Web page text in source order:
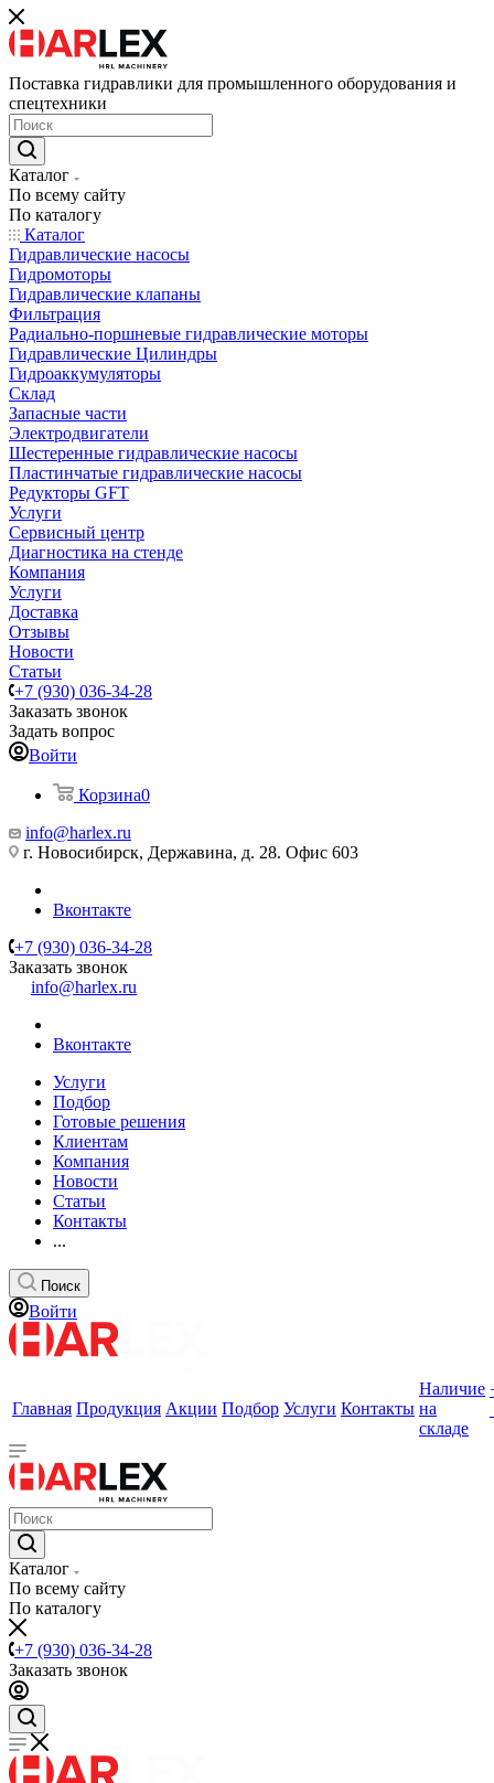
Поставка гидравлики для промышленного оборудования и
спецтехники
Каталог
По всему сайту
По каталогу
Каталог
Гидравлические насосы
Гидромоторы
Гидравлические клапаны
Фильтрация
Радиально-поршневые гидравлические моторы
Гидравлические Цилиндры
Гидроаккумуляторы
Склад
Запасные части
Электродвигатели
Шестеренные гидравлические насосы
Пластинчатые гидравлические насосы
Редукторы GFT
Услуги
Сервисный центр
Диагностика на стенде
Компания
Услуги
Доставка
Отзывы
Новости
Статьи
+7 (930) 036-34-28
Заказать звонок
Задать вопрос
Войти
Корзина0
info@harlex.ru
г. Новосибирск, Державина, д. 28. Офис 603
Вконтакте
+7 (930) 036-34-28
Заказать звонок
info@harlex.ru
Вконтакте
Услуги
Подбор
Готовые решения
Клиентам
Компания
Новости
Статьи
Контакты
...
Поиск
Войти
Главная Продукция Акции Подбор Услуги Контакты
Наличие
на
складе
Каталог
По всему сайту
По каталогу
+7 (930) 036-34-28
Заказать звонок